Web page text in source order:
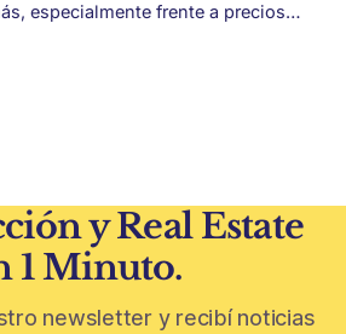
especialmente frente a precios
protagonismo en el mapa
y Real Estate
1 Minuto.
newsletter y recibí noticias